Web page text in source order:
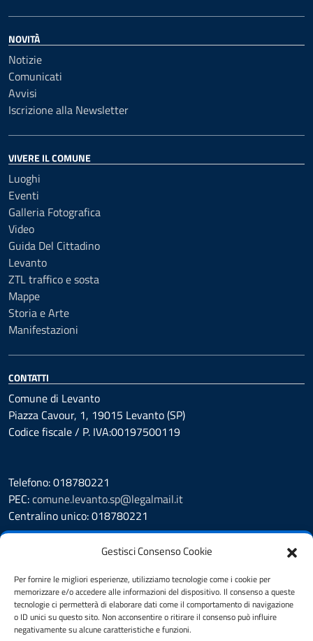
Gestisci Consenso Cookie
Per fornire le migliori esperienze, utilizziamo tecnologie come i cookie per
memorizzare e/o accedere alle informazioni del dispositivo. Il consenso a queste
tecnologie ci permetterà di elaborare dati come il comportamento di navigazione
o ID unici su questo sito. Non acconsentire o ritirare il consenso può influire
negativamente su alcune caratteristiche e funzioni.
NOVITÀ
Notizie
Comunicati
Avvisi
Iscrizione alla Newsletter
VIVERE IL COMUNE
Luoghi
Eventi
Galleria Fotografica
Video
Guida Del Cittadino
Levanto
ZTL traffico e sosta
Mappe
Storia e Arte
Manifestazioni
CONTATTI
Comune di Levanto
Piazza Cavour, 1, 19015 Levanto (SP)
Codice fiscale / P. IVA:00197500119
Telefono: 018780221
PEC:comune.levanto.sp@legalmail.it
Centralino unico: 018780221
Prenotazione appuntamento
Segnalazione disservizio
Whistleblowing
Amministrazione Trasparente
Albo Pretorio